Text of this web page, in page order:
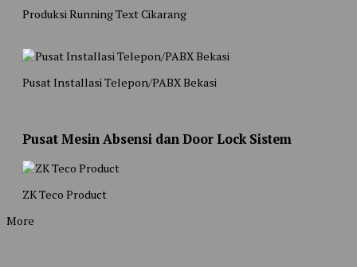
Produksi Running Text Cikarang
Pusat Installasi Telepon/PABX Bekasi
Pusat Mesin Absensi dan Door Lock Sistem
ZK Teco Product
More